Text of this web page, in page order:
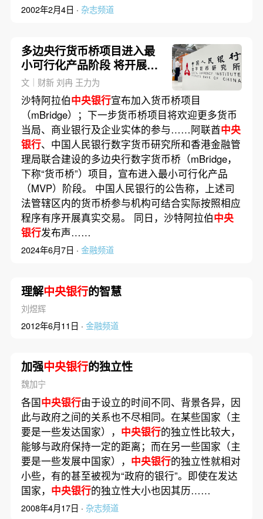
2002年2月4日 · 杂志频道
多边央行货币桥项目进入最
小可行化产品阶段 将开展真
实交易
文｜财新 刘冉 王力为
沙特阿拉伯中央银行宣布加入货币桥项目
（mBridge）；下一步货币桥项目将欢迎更多货币
当局、商业银行及企业实体的参与……阿联酋中央
银行、中国人民银行数字货币研究所和香港金融管
理局联合建设的多边央行数字货币桥（mBridge，
下称“货币桥”）项目，宣布进入最小可行化产品
（MVP）阶段。 中国人民银行的公告称，上述司
法管辖区内的货币桥参与机构可结合实际按照相应
程序有序开展真实交易。 同日，沙特阿拉伯中央
银行发布声……
2024年6月7日 · 金融频道
理解中央银行的智慧
刘煜辉
2012年6月11日 · 金融频道
加强中央银行的独立性
魏加宁
各国中央银行由于设立的时间不同、背景各异，因
此与政府之间的关系也不尽相同。在某些国家（主
要是一些发达国家）， 中央银行的独立性比较大，
能够与政府保持一定的距离；而在另一些国家（主
要是一些发展中国家）， 中央银行的独立性就相对
小些，有的甚至被视为“政府的银行”。即使在发达
国家， 中央银行的独立性大小也因其历……
2008年4月17日 · 杂志频道